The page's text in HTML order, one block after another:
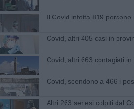
Il Covid infetta 819 persone
Covid, altri 405 casi in
Covid, altri 663 contagiati in
Covid, scendono a 466 i
Altri 263 senesi colpiti dal